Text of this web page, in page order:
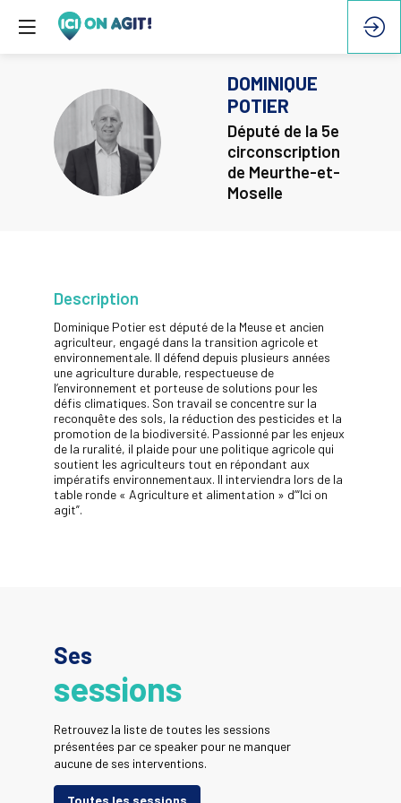
DP
DOMINIQUE
POTIER
Député de la 5e
circonscription
de Meurthe-et-
Moselle
Description
Dominique Potier est député de la Meuse et ancien
agriculteur, engagé dans la transition agricole et
environnementale. Il défend depuis plusieurs années
une agriculture durable, respectueuse de
l’environnement et porteuse de solutions pour les
défis climatiques. Son travail se concentre sur la
reconquête des sols, la réduction des pesticides et la
promotion de la biodiversité. Passionné par les enjeux
de la ruralité, il plaide pour une politique agricole qui
soutient les agriculteurs tout en répondant aux
impératifs environnementaux. Il interviendra lors de la
table ronde « Agriculture et alimentation » d’“Ici on
agit”.
Ses
sessions
Retrouvez la liste de toutes les sessions
présentées par ce speaker pour ne manquer
aucune de ses interventions.
Toutes les sessions